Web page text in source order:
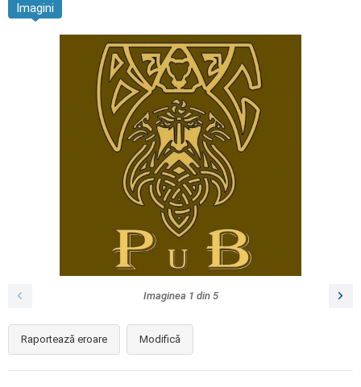
Imagini
Imaginea 1 din 5
Raportează eroare Modifică